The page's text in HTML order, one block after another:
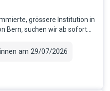
grössere Institution in
Bern, suchen wir ab sofort
am 29/07/2026